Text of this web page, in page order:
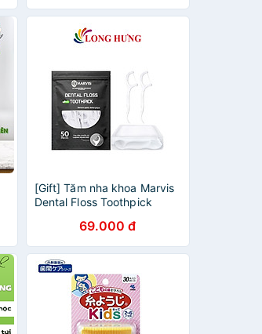
[Gift] Tăm nha khoa Marvis
Dental Floss Toothpick
69.000 đ